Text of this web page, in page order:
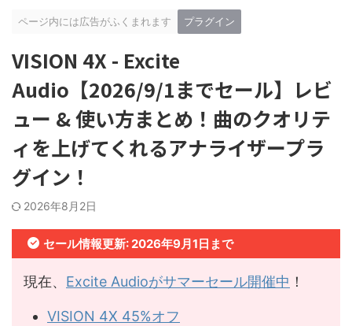
ページ内には広告がふくまれます プラグイン
VISION 4X - Excite
Audio【2026/9/1までセール】レビ
ュー & 使い方まとめ！曲のクオリテ
ィを上げてくれるアナライザープラ
グイン！
2026年8月2日
セール情報更新: 2026年9月1日まで
現在、 Excite Audioがサマーセール開催中 ！
VISION 4X 45%オフ